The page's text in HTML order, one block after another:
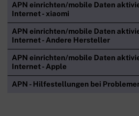
APN einrichten/mobile Daten
Internet - xiaomi
APN einrichten/mobile Daten
Internet - Andere Hersteller
APN einrichten/mobile Daten
Internet - Apple
APN - Hilfestellungen bei